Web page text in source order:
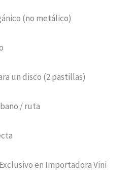
(no metálico)
un disco (2 pastillas)
/ ruta
en Importadora Vini